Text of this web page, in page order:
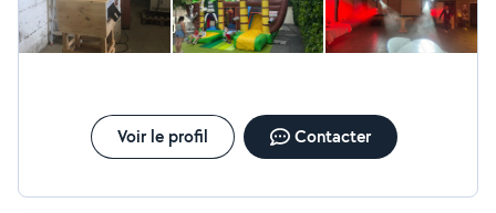
Voir le profil Contacter